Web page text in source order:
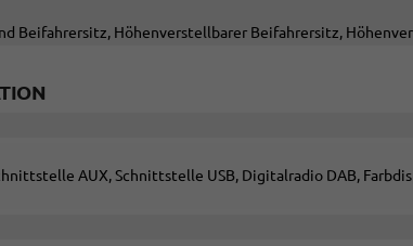
Beifahrersitz, Höhenverstellbarer Beifahrersitz,
AUX, Schnittstelle USB, Digitalradio DAB,